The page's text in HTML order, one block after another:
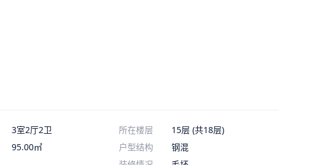
3室2厅2卫 所在楼层
15层 (共18层)
95.00㎡ 户型结构
钢混